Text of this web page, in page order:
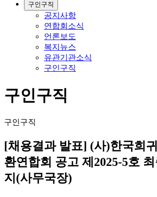
구인구직
공지사항
연합회소식
언론보도
복지뉴스
유관기관소식
구인구직
구인구직
구인구직
[채용결과 발표] (사)한국희
환연합회 공고 제2025-5호
지(사무국장)